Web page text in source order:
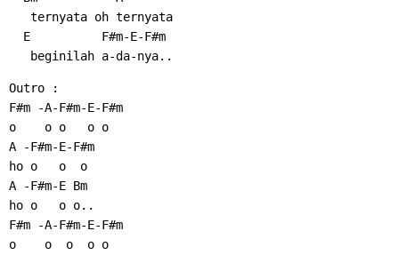
   ternyata oh ternyata
  E          F#m-E-F#m
   beginilah a-da-nya..
Outro :
F#m -A-F#m-E-F#m
o    o o   o o
A -F#m-E-F#m
ho o   o  o
A -F#m-E Bm
ho o   o o..
F#m -A-F#m-E-F#m
o    o  o  o o